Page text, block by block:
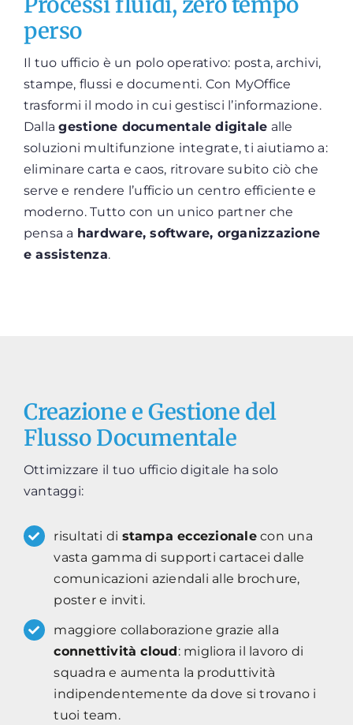
perso
Il tuo ufficio è un polo operativo: posta, archivi,
stampe, flussi e documenti. Con MyOffice
trasformi il modo in cui gestisci l’informazione.
Dallagestione documentale digitale alle
soluzioni multifunzione integrate, ti aiutiamo a:
eliminare carta e caos, ritrovare subito ciò che
serve e rendere l’ufficio un centro efficiente e
moderno. Tutto con un unico partner che
pensa a hardware, software, organizzazione
e assistenza.
Creazione e Gestione del
Flusso Documentale
Ottimizzare il tuo ufficio digitale ha solo
vantaggi:
risultati di stampa eccezionalecon una
vasta gamma di supporti cartacei dalle
comunicazioni aziendali alle brochure,
poster e inviti.
maggiore collaborazione grazie alla
connettività cloud: migliora il lavoro di
squadra e aumenta la produttività
indipendentemente da dove si trovano i
tuoi team.